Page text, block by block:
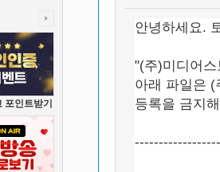
포인트받기
안녕하세요.
"(주)미디어
아래 파일은 (
등록을 금지